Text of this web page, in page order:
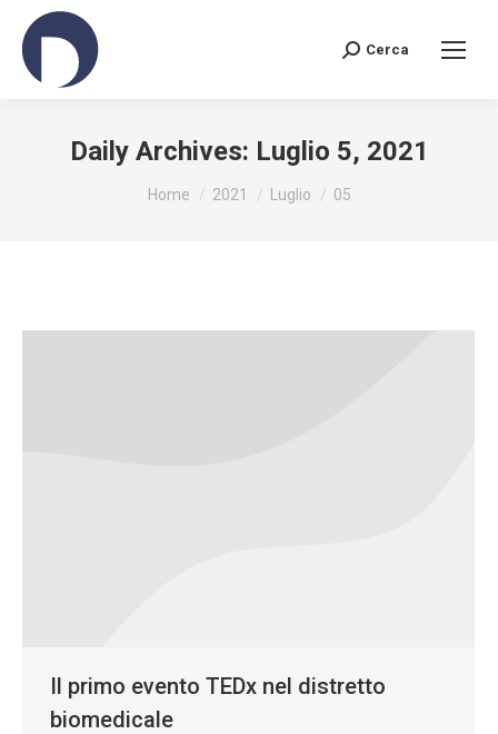
Search:
Cerca
Daily Archives: Luglio 5, 2021
You are here:
Home 2021 Luglio 05
Il primo evento TEDx nel distretto
biomedicale